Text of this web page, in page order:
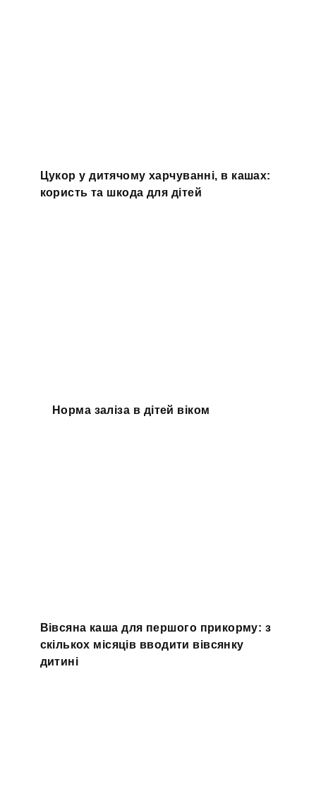
Цукор у дитячому харчуванні, в кашах:
користь та шкода для дітей
Норма заліза в дітей віком
Вівсяна каша для першого прикорму: з
скількох місяців вводити вівсянку
дитині